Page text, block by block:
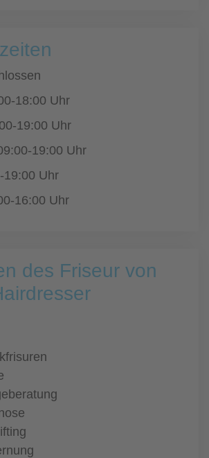
18:00 Uhr
19:00 Uhr
19:00 Uhr
19:00 Uhr
16:00 Uhr
des Friseur von